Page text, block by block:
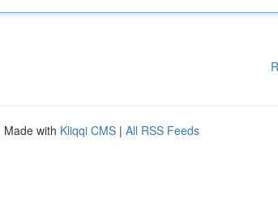
Made with Kliqqi CMS | All RSS Feeds